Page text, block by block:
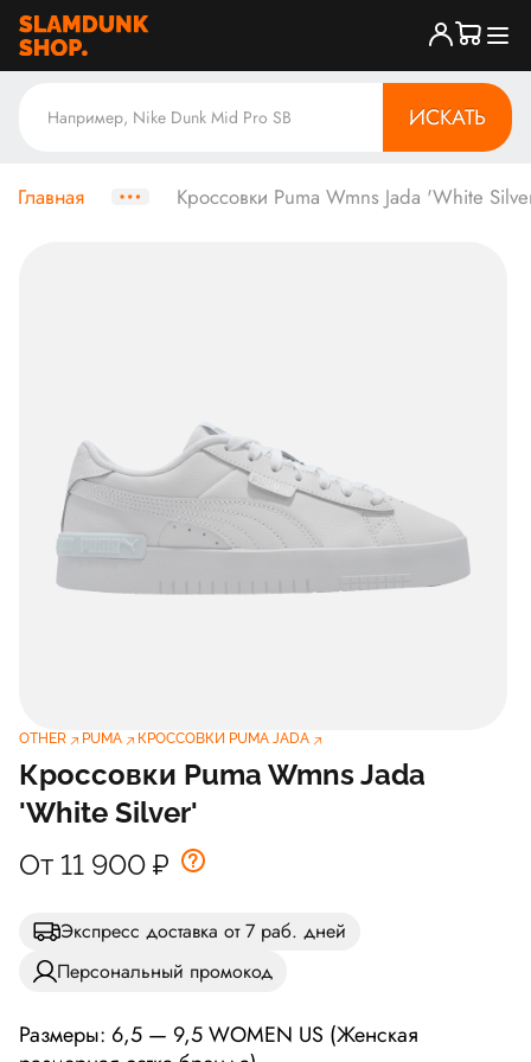
ИСКАТЬ
Главная Кроссовки Puma Wmns Jada 'White
OTHER PUMA КРОССОВКИ PUMA JADA
Кроссовки Puma Wmns Jada
'White Silver'
От 11 900 ₽
Экспресс доставка от 7 раб. дней
Персональный промокод
Размеры: 6,5 — 9,5 WOMEN US (Женская